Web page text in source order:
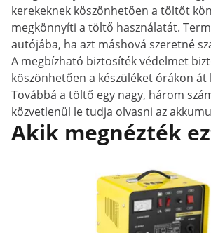
kerekeknek köszönhetően a töltőt
megkönnyíti a töltő használatát.
autójába, ha azt máshová szeretné
A megbízható biztosíték védelmet
köszönhetően a készüléket órákon át
Továbbá a töltő egy nagy, három
közvetlenül le tudja olvasni az
Akik megnézték